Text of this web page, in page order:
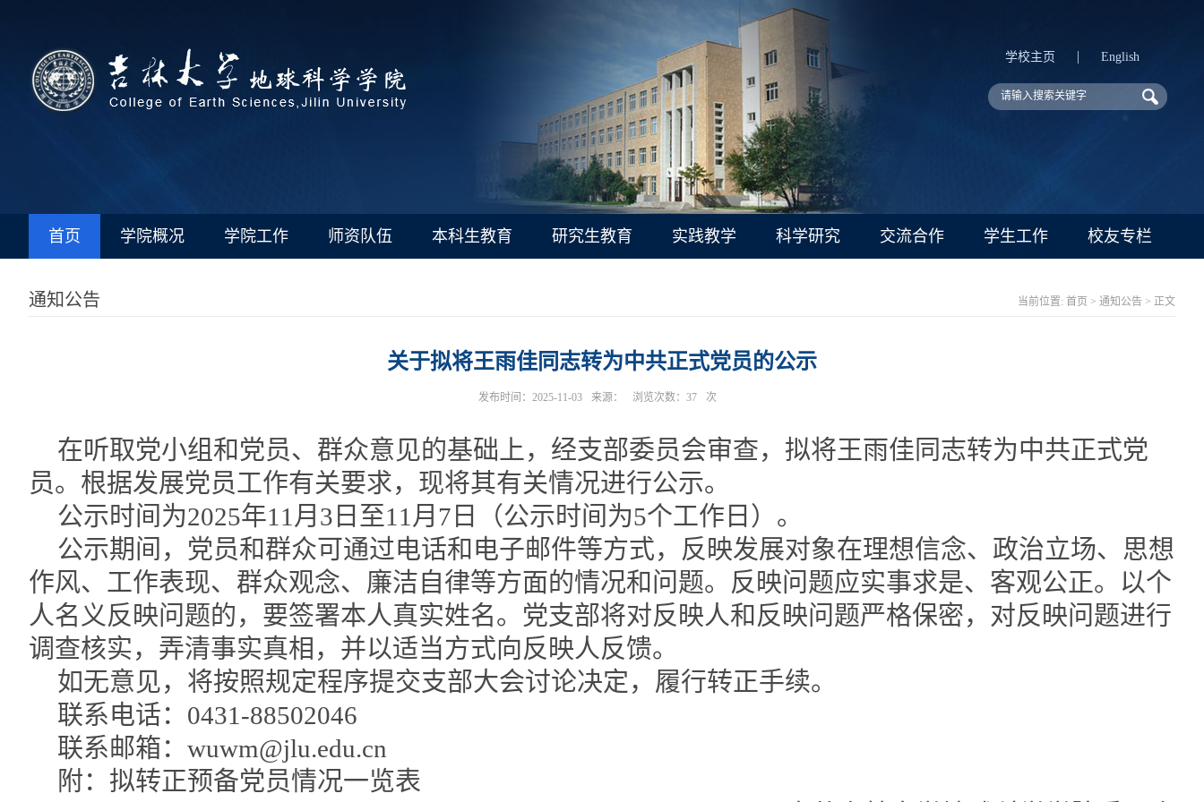
学校主页 | English
首页 学院概况 学院工作 师资队伍 本科生教育 研究生教育 实践教学 科学研究 交流合作 学生工作 校友专栏
通知公告 当前位置: 首页 > 通知公告 > 正文
关于拟将王雨佳同志转为中共正式党员的公示
发布时间：2025-11-03 来源： 浏览次数： 37 次
在听取党小组和党员、群众意见的基础上，经支部委员会审查，拟将王雨佳同志转为中共正式党
员。根据发展党员工作有关要求，现将其有关情况进行公示。
公示时间为2025年11月3日至11月7日（公示时间为5个工作日）。
公示期间，党员和群众可通过电话和电子邮件等方式，反映发展对象在理想信念、政治立场、思想
作风、工作表现、群众观念、廉洁自律等方面的情况和问题。反映问题应实事求是、客观公正。以个
人名义反映问题的，要签署本人真实姓名。党支部将对反映人和反映问题严格保密，对反映问题进行
调查核实，弄清事实真相，并以适当方式向反映人反馈。
如无意见，将按照规定程序提交支部大会讨论决定，履行转正手续。
联系电话：0431-88502046
联系邮箱：wuwm@jlu.edu.cn
附：拟转正预备党员情况一览表